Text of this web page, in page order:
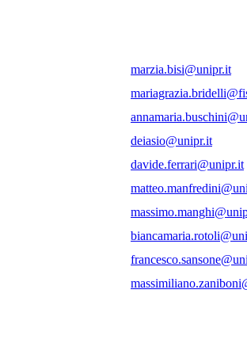
marzia.bisi@unipr.it
deiasio@unipr.it
davide.ferrari@unipr.it